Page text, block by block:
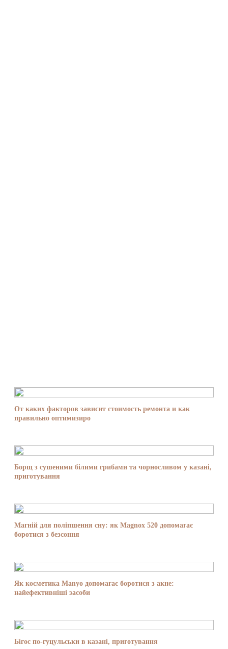
От каких факторов зависит стоимость ремонта и как
правильно оптимизиро
Борщ з сушеними білими грибами та чорносливом у казані,
приготування
Магній для поліпшення сну: як Magnox 520 допомагає
боротися з безсоння
Як косметика Manyo допомагає боротися з акне:
найефективніші засоби
Бігос по-гуцульськи в казані, приготування